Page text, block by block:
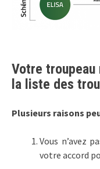
Votre troupeau
la liste des
Plusieurs raisons
Vous n’avez
votre accord